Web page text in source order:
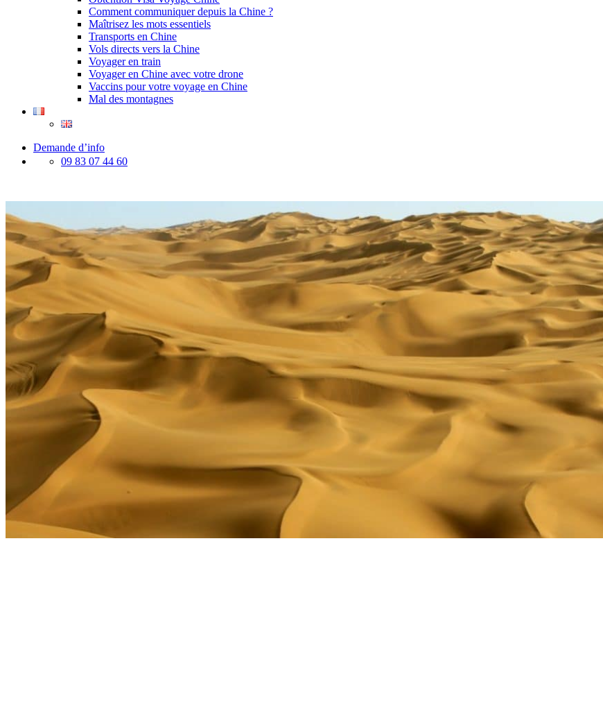
Comment communiquer depuis la Chine ?
Maîtrisez les mots essentiels
Transports en Chine
Vols directs vers la Chine
Voyager en train
Voyager en Chine avec votre drone
Vaccins pour votre voyage en Chine
Mal des montagnes
Demande d’info
09 83 07 44 60